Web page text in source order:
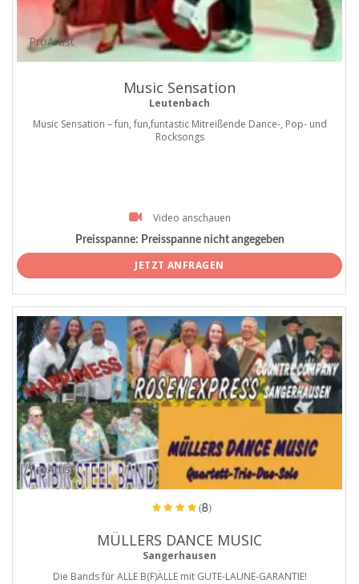
ProArtist
Music Sensation
Leutenbach
Music Sensation – fun, fun,funtastic Mitreißende Dance-, Pop- und
Rocksongs
Video anschauen
Preisspanne: Preisspanne nicht angegeben
JETZT ANFRAGEN
ProArtist
(8)
MÜLLERS DANCE MUSIC
Sangerhausen
Die Bands für ALLE B(F)ÄLLE mit GUTE-LAUNE-GARANTIE!